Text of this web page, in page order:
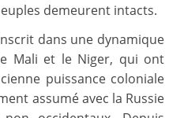
demeurent intacts.
dans une dynamique
Mali et le Niger, qui ont
puissance coloniale
assumé avec la Russie